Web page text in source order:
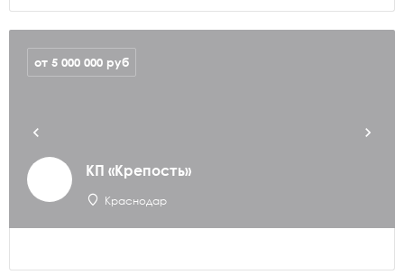
КП «Крепость»
Краснодар
от 5 000 000 руб